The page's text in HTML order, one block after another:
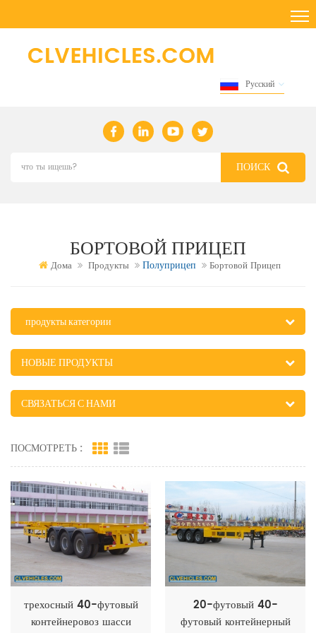
Русский
БОРТОВОЙ ПРИЦЕП
Дома Продукты Полуприцеп Бортовой Прицеп
продукты категории
НОВЫЕ ПРОДУКТЫ
СВЯЗАТЬСЯ С НАМИ
ПОСМОТРЕТЬ :
трехосный 40-футовый
контейнеровоз шасси
20-футовый 40-
футовый контейнерный